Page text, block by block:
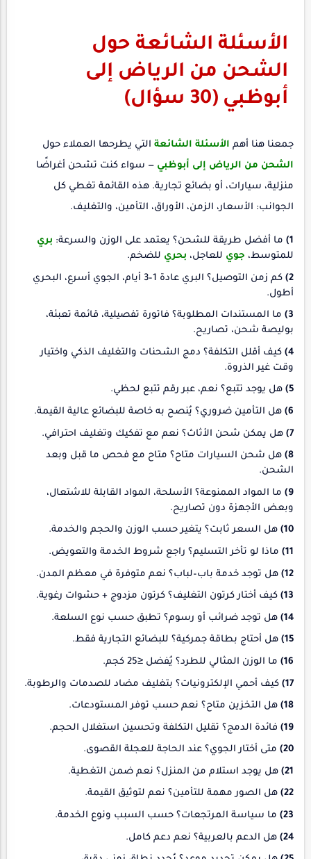
الأسئلة الشائعة حول
الشحن من الرياض إلى
أبوظبي (30 سؤال)
جمعنا هنا أهم الأسئلة الشائعة التي يطرحها العملاء حول
الشحن من الرياض إلى أبوظبي — سواء كنت تشحن أغراضًا
منزلية، سيارات، أو بضائع تجارية. هذه القائمة تغطي كل
الجوانب: الأسعار، الزمن، الأوراق، التأمين، والتغليف.
1) ما أفضل طريقة للشحن؟ يعتمد على الوزن والسرعة: بري
للمتوسط، جوي للعاجل، بحري للضخم.
2)
كم زمن التوصيل؟ البري عادة 1–3 أيام، الجوي أسرع، البحري
أطول.
3)
ما المستندات المطلوبة؟ فاتورة تفصيلية، قائمة تعبئة،
بوليصة شحن، تصاريح.
4) كيف أقلل التكلفة؟ دمج الشحنات والتغليف الذكي واختيار
وقت غير الذروة.
5) هل يوجد تتبع؟ نعم، عبر رقم تتبع لحظي.
6) هل التأمين ضروري؟ يُنصح به خاصة للبضائع عالية القيمة.
7) هل يمكن شحن الأثاث؟ نعم مع تفكيك وتغليف احترافي.
8) هل شحن السيارات متاح؟ متاح مع فحص ما قبل وبعد
الشحن.
9)
ما المواد الممنوعة؟ الأسلحة، المواد القابلة للاشتعال،
وبعض الأجهزة دون تصاريح.
10) هل السعر ثابت؟ يتغير حسب الوزن والحجم والخدمة.
11) ماذا لو تأخر التسليم؟ راجع شروط الخدمة والتعويض.
12) هل توجد خدمة باب–لباب؟ نعم متوفرة في معظم المدن.
13) كيف أختار كرتون التغليف؟ كرتون مزدوج + حشوات رغوية.
14) هل توجد ضرائب أو رسوم؟ تطبق حسب نوع السلعة.
15) هل أحتاج بطاقة جمركية؟ للبضائع التجارية فقط.
16) ما الوزن المثالي للطرد؟ يُفضل ≤25 كجم.
17) كيف أحمي الإلكترونيات؟ بتغليف مضاد للصدمات والرطوبة.
18) هل التخزين متاح؟ نعم حسب توفر المستودعات.
19) فائدة الدمج؟ تقليل التكلفة وتحسين استغلال الحجم.
20) متى أختار الجوي؟ عند الحاجة للعجلة القصوى.
21) هل يوجد استلام من المنزل؟ نعم ضمن التغطية.
22) هل الصور مهمة للتأمين؟ نعم لتوثيق القيمة.
23) ما سياسة المرتجعات؟ حسب السبب ونوع الخدمة.
24) هل الدعم بالعربية؟ نعم دعم كامل.